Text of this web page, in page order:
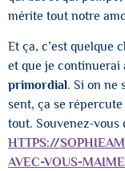
mérite tout notre
Et ça, c’est quelque
et que je
primordial. Si on ne
sent, ça se
tout. Souvenez-vous
HTTPS://
AVEC-VOUS-